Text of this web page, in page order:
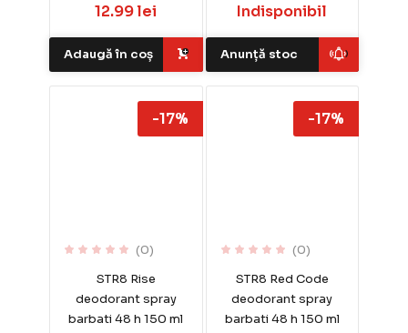
12.99 lei
Adaugă în coș
Indisponibil
Anunță stoc
(0)
STR8 Rise
deodorant spray
barbati 48 h 150 ml
-17%
(0)
STR8 Red Code
deodorant spray
barbati 48 h 150 ml
-17%